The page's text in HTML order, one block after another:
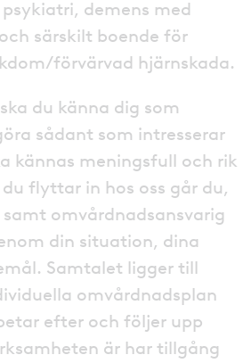
demens med
särskilt boende för
förvärvad hjärnskada.
du känna dig som
sådant som intresserar
kännas meningsfull och rik
flyttar in hos oss går du,
omvårdnadsansvarig
din situation, dina
Samtalet ligger till
omvårdnadsplan
efter och följer upp
är har tillgång